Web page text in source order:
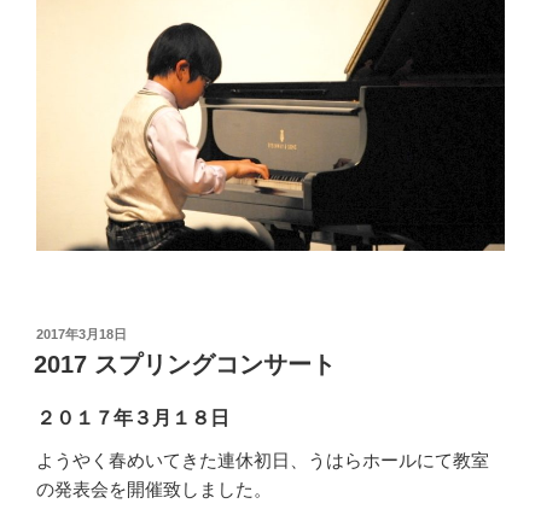
投
稿
日:
2017年3月18日
2017 スプリングコンサート
２０１７年３月１８日
ようやく春めいてきた連休初日、うはらホールにて教室
の発表会を開催致しました。